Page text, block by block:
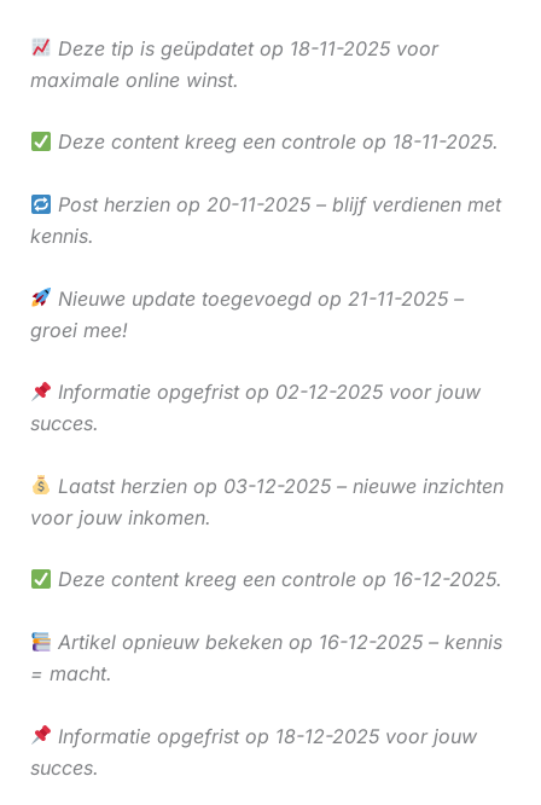
Deze tip is geüpdatet op 18-11-2025 voor
maximale online winst.
Deze content kreeg een controle op 18-11-2025.
Post herzien op 20-11-2025 – blijf verdienen met
kennis.
Nieuwe update toegevoegd op 21-11-2025 –
groei mee!
Informatie opgefrist op 02-12-2025 voor jouw
succes.
Laatst herzien op 03-12-2025 – nieuwe inzichten
voor jouw inkomen.
Deze content kreeg een controle op 16-12-2025.
Artikel opnieuw bekeken op 16-12-2025 – kennis
= macht.
Informatie opgefrist op 18-12-2025 voor jouw
succes.